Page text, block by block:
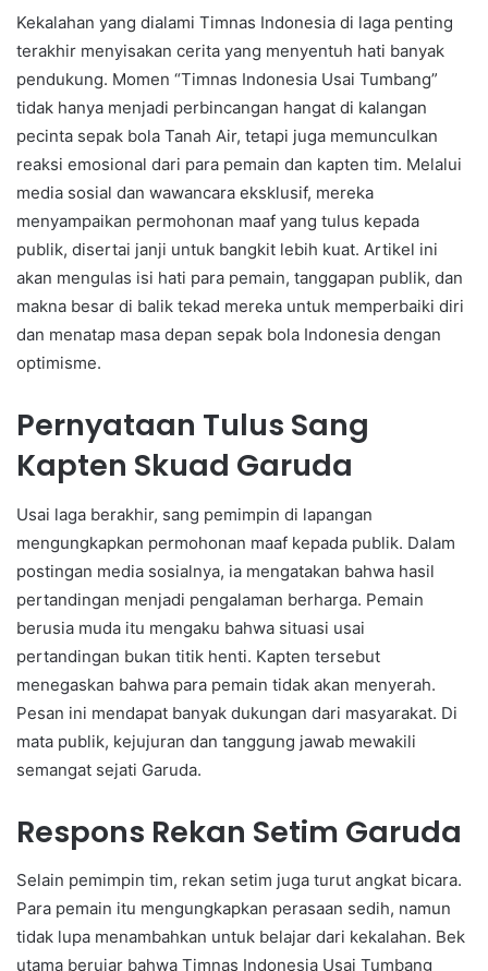
Kekalahan yang dialami Timnas Indonesia di laga penting
terakhir menyisakan cerita yang menyentuh hati banyak
pendukung. Momen “Timnas Indonesia Usai Tumbang”
tidak hanya menjadi perbincangan hangat di kalangan
pecinta sepak bola Tanah Air, tetapi juga memunculkan
reaksi emosional dari para pemain dan kapten tim. Melalui
media sosial dan wawancara eksklusif, mereka
menyampaikan permohonan maaf yang tulus kepada
publik, disertai janji untuk bangkit lebih kuat. Artikel ini
akan mengulas isi hati para pemain, tanggapan publik, dan
makna besar di balik tekad mereka untuk memperbaiki diri
dan menatap masa depan sepak bola Indonesia dengan
optimisme.
Pernyataan Tulus Sang
Kapten Skuad Garuda
Usai laga berakhir, sang pemimpin di lapangan
mengungkapkan permohonan maaf kepada publik. Dalam
postingan media sosialnya, ia mengatakan bahwa hasil
pertandingan menjadi pengalaman berharga. Pemain
berusia muda itu mengaku bahwa situasi usai
pertandingan bukan titik henti. Kapten tersebut
menegaskan bahwa para pemain tidak akan menyerah.
Pesan ini mendapat banyak dukungan dari masyarakat. Di
mata publik, kejujuran dan tanggung jawab mewakili
semangat sejati Garuda.
Respons Rekan Setim Garuda
Selain pemimpin tim, rekan setim juga turut angkat bicara.
Para pemain itu mengungkapkan perasaan sedih, namun
tidak lupa menambahkan untuk belajar dari kekalahan. Bek
utama berujar bahwa Timnas Indonesia Usai Tumbang